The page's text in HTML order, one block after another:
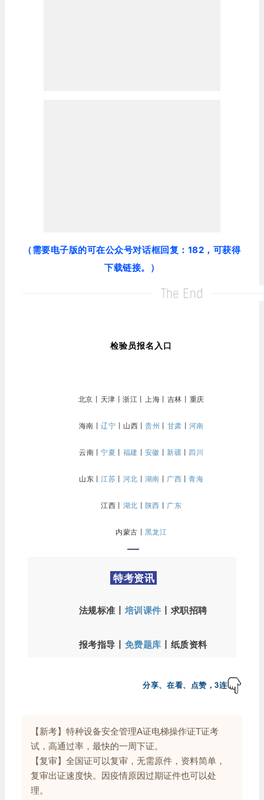
（需要电子版的可在公众号对话框回复：182，可获得
下载链接。）
检验员报名入口
北京 丨 天津 丨浙江 丨上海 丨 吉林 丨 重庆
海南 丨辽宁 丨 山西 丨贵州 丨 甘肃 丨 河南
云南 丨宁夏 丨 福建 丨 安徽 丨新疆 丨 四川
山东 丨江苏 丨 河北 丨 湖南 丨广西 丨青海
江西 丨 湖北 丨 陕西 丨广东
内蒙古 丨 黑龙江
特考资讯
法规标准 培训课件 求职招聘
报考指导丨 免费题库 纸质资料
分享、在看、点赞，3连
【新考】特种设备安全管理A证电梯操作证T证考
试，高通过率，最快的一周下证。
【复审】全国证可以复审，无需原件，资料简单，
复审出证速度快。因疫情原因过期证件也可以处
理。